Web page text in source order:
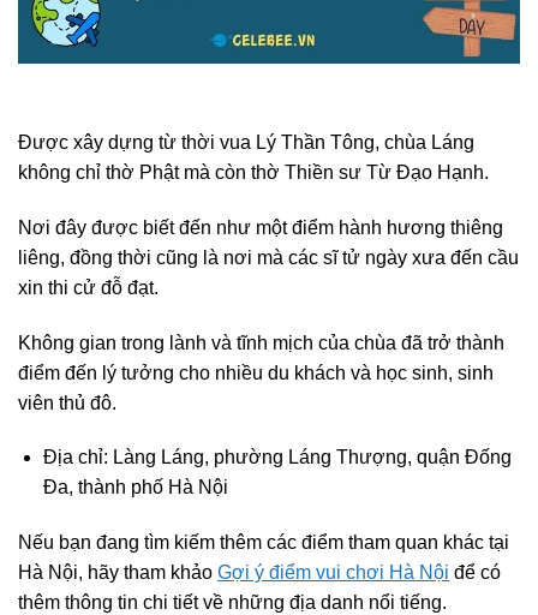
Được xây dựng từ thời vua Lý Thần Tông, chùa Láng
không chỉ thờ Phật mà còn thờ Thiền sư Từ Đạo Hạnh.
Nơi đây được biết đến như một điểm hành hương thiêng
liêng, đồng thời cũng là nơi mà các sĩ tử ngày xưa đến cầu
xin thi cử đỗ đạt.
Không gian trong lành và tĩnh mịch của chùa đã trở thành
điểm đến lý tưởng cho nhiều du khách và học sinh, sinh
viên thủ đô.
Địa chỉ: Làng Láng, phường Láng Thượng, quận Đống
Đa, thành phố Hà Nội
Nếu bạn đang tìm kiếm thêm các điểm tham quan khác tại
Hà Nội, hãy tham khảo Gợi ý điểm vui chơi Hà Nội để có
thêm thông tin chi tiết về những địa danh nổi tiếng.